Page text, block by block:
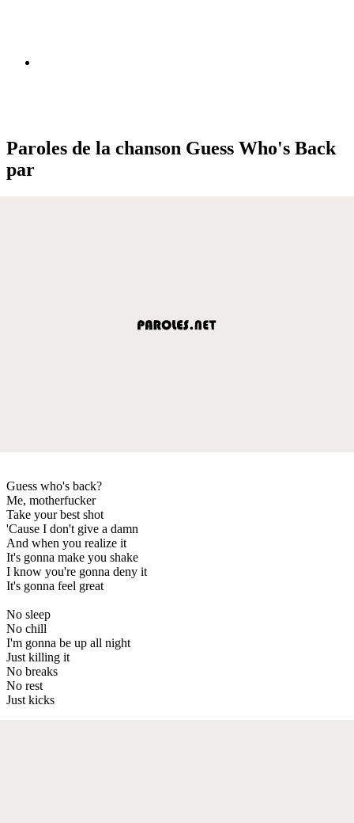
Paroles de la chanson Guess Who's Back
par
Guess who's back?
Me, motherfucker
Take your best shot
'Cause I don't give a damn
And when you realize it
It's gonna make you shake
I know you're gonna deny it
It's gonna feel great
No sleep
No chill
I'm gonna be up all night
Just killing it
No breaks
No rest
Just kicks